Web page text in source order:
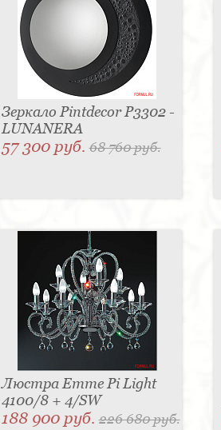
Зеркало Pintdecor P3302 -
LUNANERA
57 300 руб.68 760 руб.
Люстра Emme Pi Light
4100/8 + 4/SW
188 900 руб.226 680 руб.